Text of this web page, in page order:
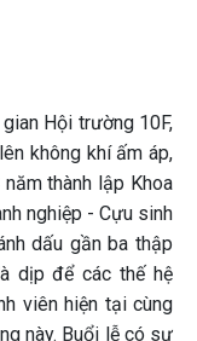
Hội trường 10F,
không khí ấm áp,
thành lập Khoa
nghiệp - Cựu sinh
dấu gần ba thập
dịp để các thế hệ
viên hiện tại cùng
này. Buổi lễ có sự